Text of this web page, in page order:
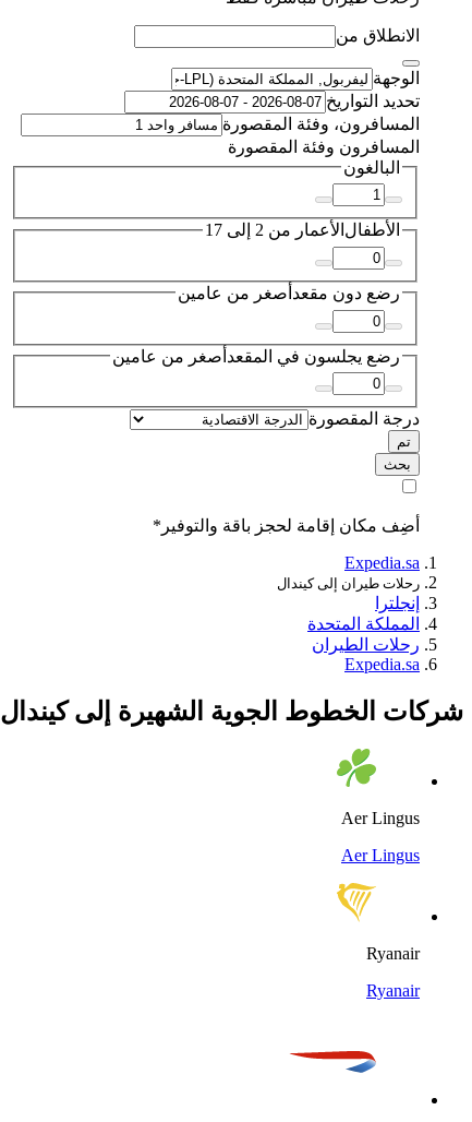
الانطلاق من
الوجهة
تحديد التواريخ
المسافرون، وفئة المقصورة
المسافرون وفئة المقصورة
البالغون
الأطفال الأعمار من 2 إلى 17
رضع دون مقعد أصغر من عامين
رضع يجلسون في المقعد أصغر من عامين
درجة المقصورة
تم
بحث
أضِف مكان إقامة لحجز باقة والتوفير*
Expedia.sa
رحلات طيران إلى كيندال
إنجلترا
المملكة المتحدة
رحلات الطيران
Expedia.sa
شركات الخطوط الجوية الشهيرة إلى كيندال
Aer Lingus
Aer Lingus
Ryanair
Ryanair